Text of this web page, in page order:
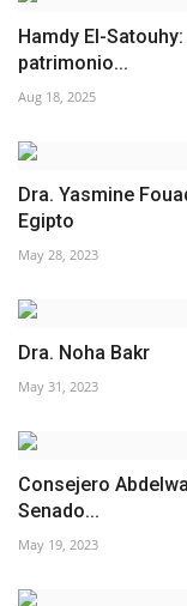
Hamdy El-
patrimonio...
Aug 18, 2025
Dra. Yasmine
Egipto
May 28, 2023
Dra. Noha Bakr
May 31, 2023
Consejero
Senado...
May 19, 2023